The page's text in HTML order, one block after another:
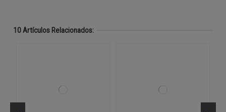
10 Artículos Relacionados: